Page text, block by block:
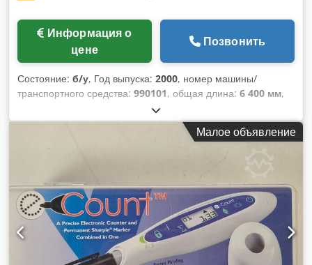
цене
Позвонить
Состояние: б/у, Год выпуска: 2000, номер машины/
транспортного средства: 990101, общая длина: 6 400 мм,
, общая высота:
вес:18 500 кг, Тяжелый токарный станок Seiger SLZ 1200 x
3000 с цикловым управлением Siemens Sinumerik 810D
(Teach-In) Данный тяжелый токарный станок Seiger SLZ
1200 x 3000 оснащен цикловым управлением Siemens
Sinumerik 810D (Teach-In). Станок использовался
преимущественно как планшайбочный и фронтальный
токарный станок, поэтому эксплуатировался без задней
бабки и люнетов. Тем не менее, конструктивно допускается
дооснащение станка соответствующими люнетами и
задней бабкой для выполнения классических точильных
Малое объявление